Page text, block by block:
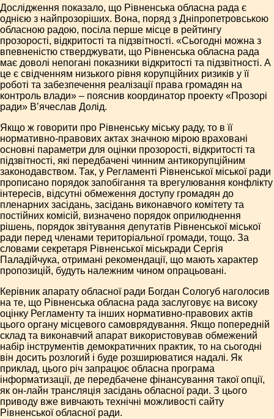
Дослідження показало, що Рівненська обласна рада є
однією з найпрозоріших. Вона, поряд з Дніпропетровською
обласною радою, посіла перше місце в рейтингу
прозорості, відкритості та підзвітності. «Сьогодні можна з
впевненістю стверджувати, що Рівненська обласна рада
має доволі непогані показники відкритості та підзвітності. А
це є свідченням низького рівня корупційних ризиків у її
роботі та забезпечення реалізації права громадян на
контроль влади» – пояснив координатор проекту «Прозорі
ради» В’ячеслав Долід.
Якщо ж говорити про Рівненську міську раду, то в її
нормативно-правових актах значною мірою враховані
основні параметри для оцінки прозорості, відкритості та
підзвітності, які передбачені чинним антикорупційним
законодавством. Так, у Регламенті Рівненської міської ради
прописано порядок запобігання та врегулювання конфлікту
інтересів, відсутні обмеження доступу громадян до
пленарних засідань, засідань виконавчого комітету та
постійних комісій, визначено порядок оприлюднення
рішень, порядок звітування депутатів Рівненської міської
ради перед членами територіальної громади, тощо. За
словами секретаря Рівненської міськради Сергія
Паладійчука, отримані рекомендації, що мають характер
пропозицій, будуть належним чином опрацьовані.
Керівник апарату обласної ради Богдан Сологуб наголосив
на те, що Рівненська обласна рада заслуговує на високу
оцінку Регламенту та інших нормативно-правових актів
цього органу місцевого самоврядування. Якщо попередній
склад та виконавчий апарат використовував обмежений
набір інструментів демократичних практик, то на сьогодні
він досить розлогий і буде розширюватися надалі. Як
приклад, цього річ запрацює обласна програма
інформатизації, де передбачене фінансування такої опції,
як он-лайн трансляція засідань обласної ради. З цього
приводу вже вивчають технічні можливості сайту
Рівненської обласної ради.